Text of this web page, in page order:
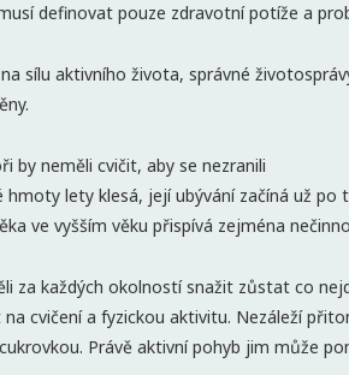
definovat pouze zdravotní potíže a
sílu aktivního života, správné
by neměli cvičit, aby se nezranili
hmoty lety klesá, její ubývání začíná už
ve vyšším věku přispívá zejména
za každých okolností snažit zůstat co
cvičení a fyzickou aktivitu. Nezáleží
Právě aktivní pohyb jim může